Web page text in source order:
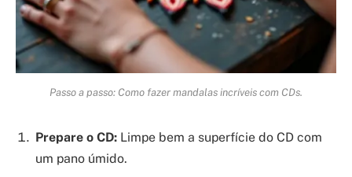
Passo a passo: Como fazer mandalas incríveis com CDs.
Prepare o CD: Limpe bem a superfície do CD com
um pano úmido.